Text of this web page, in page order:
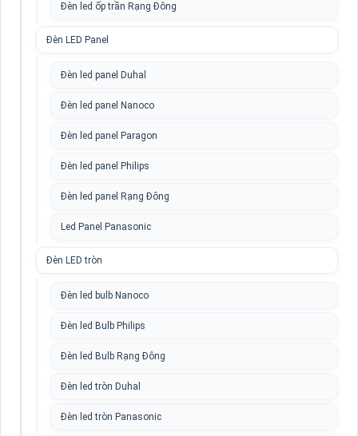
Đèn led ốp trần Rạng Đông
Đèn LED Panel
Đèn led panel Duhal
Đèn led panel Nanoco
Đèn led panel Paragon
Đèn led panel Philips
Đèn led panel Rạng Đông
Led Panel Panasonic
Đèn LED tròn
Đèn led bulb Nanoco
Đèn led Bulb Philips
Đèn led Bulb Rạng Đông
Đèn led tròn Duhal
Đèn led tròn Panasonic